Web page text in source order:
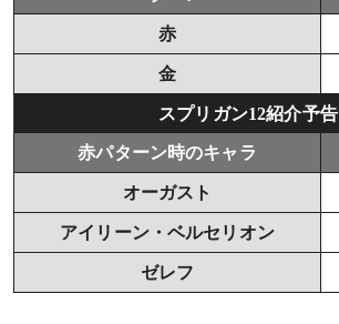
赤
金
スプリガン12紹介予告
赤パターン時のキャラ
オーガスト
アイリーン・ベルセリオン
ゼレフ